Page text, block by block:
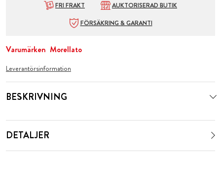
FRI FRAKT
AUKTORISERAD BUTIK
FÖRSÄKRING & GARANTI
Varumärken Morellato
Leverantörsinformation
BESKRIVNING
DETALJER